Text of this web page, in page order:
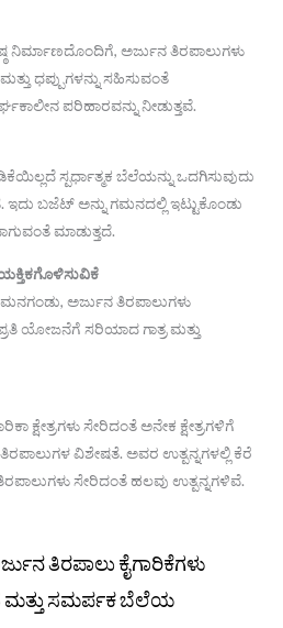
ನಿರ್ಮಾಣದೊಂದಿಗೆ, ಅರ್ಜುನ ತಿರಪಾಲುಗಳು
ಧಪ್ಪುಗಳನ್ನು ಸಹಿಸುವಂತೆ
ಪರಿಹಾರವನ್ನು ನೀಡುತ್ತವೆ.
ಸ್ಪರ್ಧಾತ್ಮಕ ಬೆಲೆಯನ್ನು ಒದಗಿಸುವುದು
ಬಜೆಟ್ ಅನ್ನು ಗಮನದಲ್ಲಿ ಇಟ್ಟುಕೊಂಡು
ಮಾಡುತ್ತದೆ.
ಮನಗಂಡು, ಅರ್ಜುನ ತಿರಪಾಲುಗಳು
ಯೋಜನೆಗೆ ಸರಿಯಾದ ಗಾತ್ರ ಮತ್ತು
ಕ್ಷೇತ್ರಗಳು ಸೇರಿದಂತೆ ಅನೇಕ ಕ್ಷೇತ್ರಗಳಿಗೆ
ವಿಶೇಷತೆ. ಅವರ ಉತ್ಪನ್ನಗಳಲ್ಲಿ ಕೆರೆ
ಸೇರಿದಂತೆ ಹಲವು ಉತ್ಪನ್ನಗಳಿವೆ.
ತಿರಪಾಲು ಕೈಗಾರಿಕೆಗಳು
ಮತ್ತು ಸಮರ್ಪಕ ಬೆಲೆಯ